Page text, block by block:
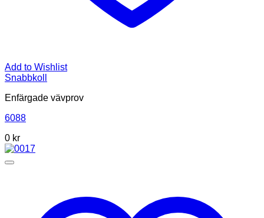
Add to Wishlist
Snabbkoll
Enfärgade vävprov
6088
0 kr